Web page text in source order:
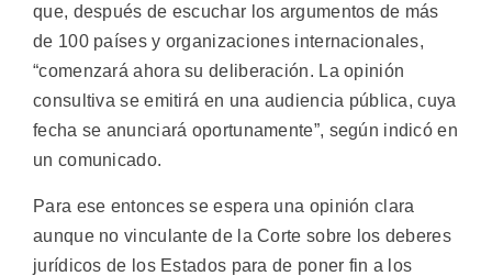
que, después de escuchar los argumentos de más
de 100 países y organizaciones internacionales,
“comenzará ahora su deliberación. La opinión
consultiva se emitirá en una audiencia pública, cuya
fecha se anunciará oportunamente”, según indicó en
un comunicado.
Para ese entonces se espera una opinión clara
aunque no vinculante de la Corte sobre los deberes
jurídicos de los Estados para de poner fin a los